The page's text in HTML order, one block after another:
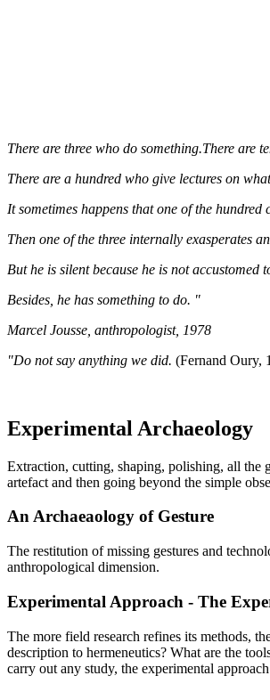
There are three who do something.There are
There are a hundred who give lectures on
It sometimes happens that one of the
Then one of the three internally exasperates
But he is silent because he is not accustomed
Besides, he has something to do. "
Marcel Jousse, anthropologist, 1978
"Do not say anything we did. (Fernand Oury,
Experimental Archaeology
Extraction, cutting, shaping, polishing, all the
artefact and then going beyond the simple
An Archaeaology of Gesture
The restitution of missing gestures and
anthropological dimension.
Experimental Approach - The
The more field research refines its methods,
description to hermeneutics? What are the
carry out any study, the experimental